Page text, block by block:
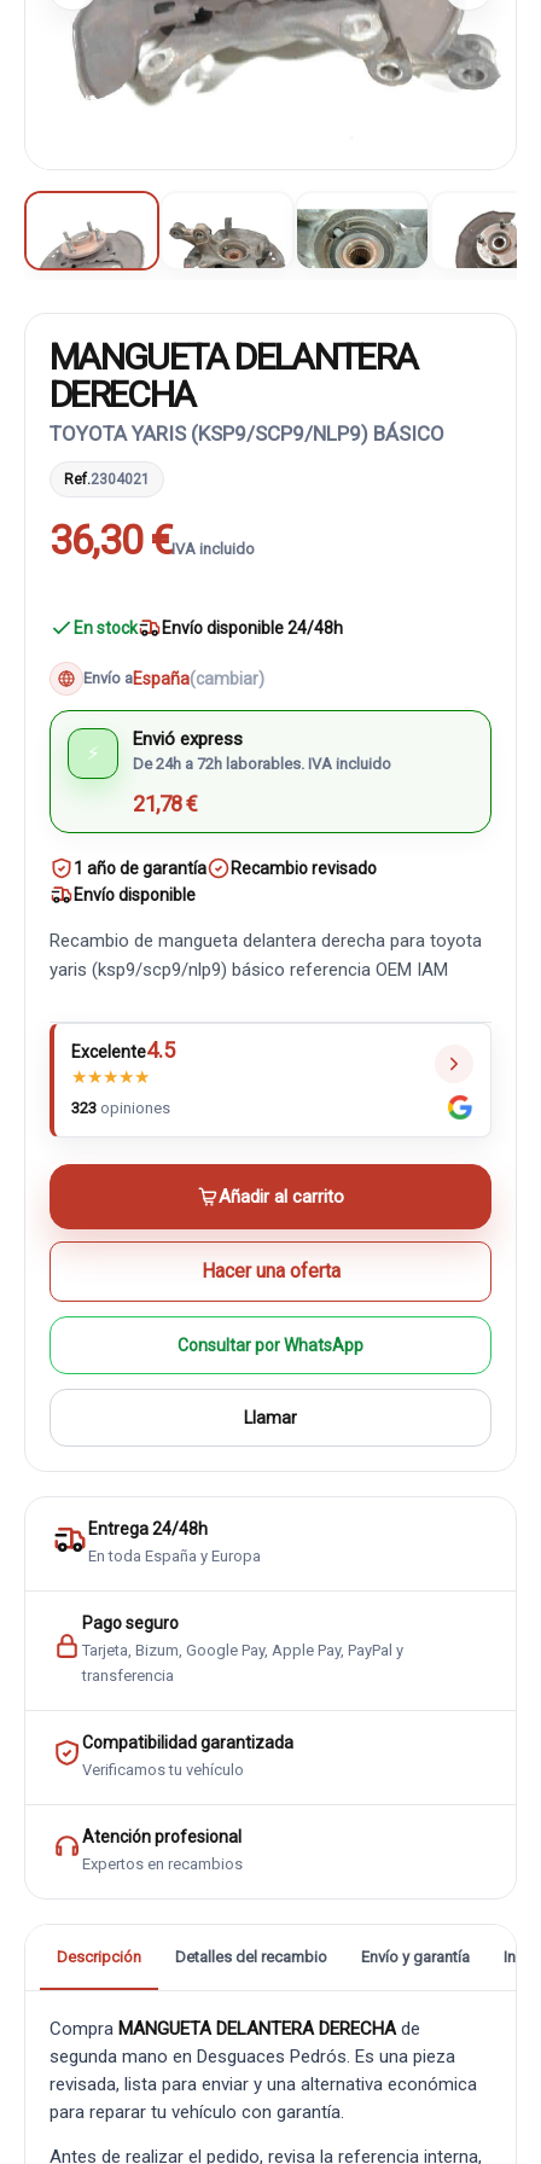
MANGUETA DELANTERA
DERECHA
TOYOTA YARIS (KSP9/SCP9/NLP9) BÁSICO
Ref.2304021
36,30 €IVA incluido
En stock Envío disponible 24/48h
Envío aEspaña(cambiar)
⚡
Envió express
De 24h a 72h laborables. IVA incluido
21,78 €
1 año de garantía
Recambio revisado
Envío disponible
Recambio de mangueta delantera derecha para toyota
yaris (ksp9/scp9/nlp9) básico referencia OEM IAM
Excelente4.5
★★★★★
323 opiniones
Añadir al carrito
Hacer una oferta
Consultar por WhatsApp
Llamar
Entrega 24/48h
En toda España y Europa
Pago seguro
Tarjeta, Bizum, Google Pay, Apple Pay, PayPal y
transferencia
Compatibilidad garantizada
Verificamos tu vehículo
Atención profesional
Expertos en recambios
Descripción Detalles del recambio Envío y garantía
Compra MANGUETA DELANTERA DERECHAde
segunda mano en Desguaces Pedrós. Es una pieza
revisada, lista para enviar y una alternativa económica
para reparar tu vehículo con garantía.
Antes de realizar el pedido, revisa la referencia interna,